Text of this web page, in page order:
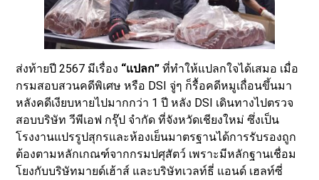
ส่งท้ายปี 2567 มีเรื่อง “แปลก” ที่ทำให้แปลกใจได้เสมอ เมื่อ
กรมสอบสวนคดีพิเศษ หรือ DSI จู่ๆ ก็รื้อคดีหมูเถื่อนขึ้นมา
หลังคดีเงียบหายไปมากกว่า 1 ปี หลัง DSI เดินทางไปตรวจ
สอบบริษัท วีพีเอฟ กรุ๊ป จำกัด ที่จังหวัดเชียงใหม่ ซึ่งเป็น
โรงงานแปรรูปสุกรและห้องเย็นมาตรฐานได้การรับรองถูก
ต้องตามหลักเกณฑ์จากกรมปศุสัตว์ เพราะมีหลักฐานเชื่อม
โยงกับบริษัทมายด์เฮ้าส์ และบริษัทเวลท์ธี่ แอนด์ เฮลท์ซี่